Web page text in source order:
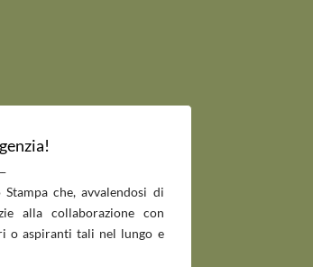
Stampa che, avvalendosi di
alla collaborazione con
o aspiranti tali nel lungo e